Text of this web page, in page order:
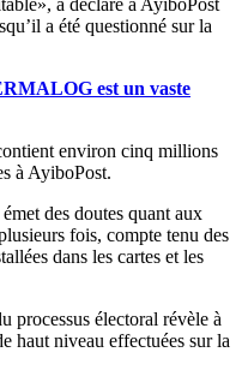
a déclaré à AyiboPost
a été questionné sur la
est un vaste
environ cinq millions
à AyiboPost.
des doutes quant aux
fois, compte tenu des
dans les cartes et les
processus électoral révèle à
haut niveau effectuées sur la